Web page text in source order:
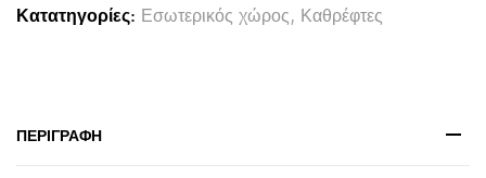
ΣΕ
quantity
Κατατηγορίες: Εσωτερικός χώρος, Καθρέφτες
ΠΕΡΙΓΡΑΦΉ